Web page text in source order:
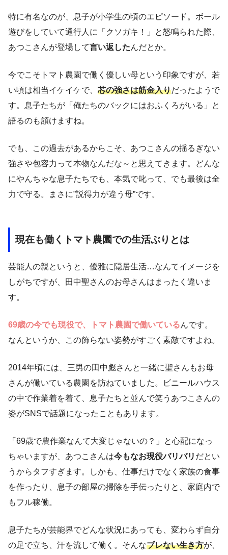
特に有名なのが、息子が小学生の頃のエピソード。ボール
遊びをしていて通行人に「クソガキ！」と怒鳴られた際、
あつこさんが登場して言い返したんだとか。
今でこそトマト農園で働く優しい母という印象ですが、若
い頃は相当イケイケで、 芯の強さは筋金入りだったようで
す。息子たちが「俺たちのバックにはおふくろがいる」と
語るのも頷けますね。
でも、この過去があるからこそ、あつこさんの揺るぎない
強さや包容力って本物なんだな～と思えてきます。どんな
にやんちゃな息子たちでも、本気で叱って、でも最後は全
力で守る。まさに”説得力が違う母”です。
現在も働くトマト農園での生活ぶりとは
芸能人の親というと、優雅に隠居生活…なんてイメージを
しがちですが、田中聖さんのお母さんはまったく違いま
す。
69歳の今でも現役で、トマト農園で働いているんです。
なんというか、この飾らない姿勢がすごく素敵ですよね。
2014年頃には、三男の田中彪さんと一緒に聖さんもお母
さんが働いている農園を訪ねていました。ビニールハウス
の中で作業着を着て、息子たちと並んで笑うあつこさんの
姿がSNSで話題になったこともあります。
「69歳で農作業なんて大変じゃないの？」と心配になっ
ちゃいますが、あつこさんは今もなお現役バリバリ だとい
うからタフすぎます。しかも、仕事だけでなく家族の食事
を作ったり、息子の部屋の掃除を手伝ったりと、家庭内で
もフル稼働。
息子たちが芸能界でどんな状況にあっても、変わらず自分
の足で立ち、汗を流して働く。そんなブレない生き方が、